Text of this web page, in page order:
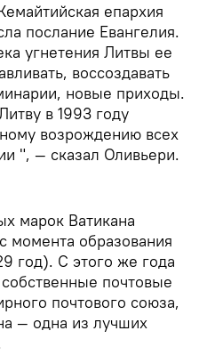
епархия
послание Евангелия.
угнетения Литвы ее
воссоздавать
новые приходы.
в 1993 году
возрождению всех
", — сказал Оливьери.
марок Ватикана
момента образования
год). С этого же года
почтовые
почтового союза,
— одна из лучших